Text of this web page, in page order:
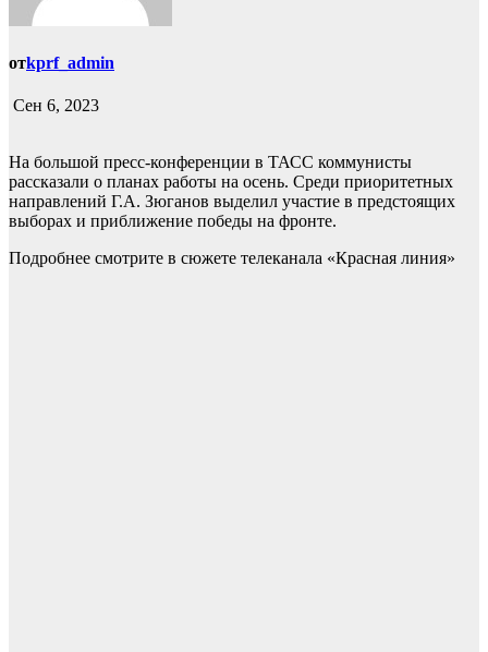
отkprf_admin
Сен 6, 2023
На большой пресс-конференции в ТАСС коммунисты
рассказали о планах работы на осень. Среди приоритетных
направлений Г.А. Зюганов выделил участие в предстоящих
выборах и приближение победы на фронте.
Подробнее смотрите в сюжете телеканала «Красная линия»